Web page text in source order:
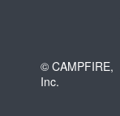
© CAMPFIRE,
Inc.